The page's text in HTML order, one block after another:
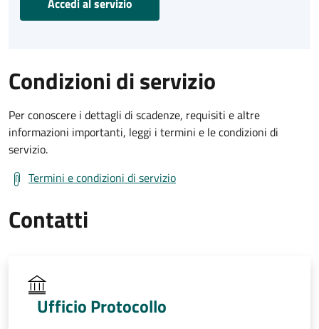
Condizioni di servizio
Per conoscere i dettagli di scadenze, requisiti e altre
informazioni importanti, leggi i termini e le condizioni di
servizio.
Termini e condizioni di servizio
Contatti
Ufficio Protocollo